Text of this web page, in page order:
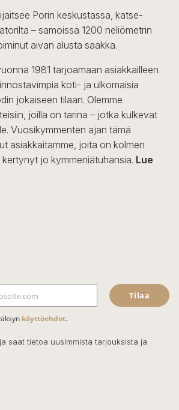
Porin keskustassa, katse-
– samoissa 1200 neliömetrin
aivan alusta saakka.
1981 tarjoamaan asiakkailleen
koti- ja ulkomaisia
jokaiseen tilaan. Olemme
joilla on tarina – jotka kulkevat
Vuosikymmenten ajan tämä
asiakkaitamme, joita on kolmen
jo kymmeniätuhansia. Lue
Tilaa
käyttöehdot.
saat tietoa uusimmista tarjouksista ja